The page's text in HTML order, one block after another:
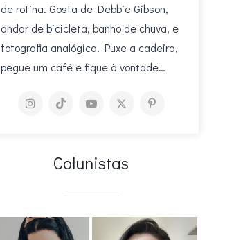
de rotina. Gosta de Debbie Gibson,
andar de bicicleta, banho de chuva, e
fotografia analógica. Puxe a cadeira,
pegue um café e fique à vontade…
Colunistas